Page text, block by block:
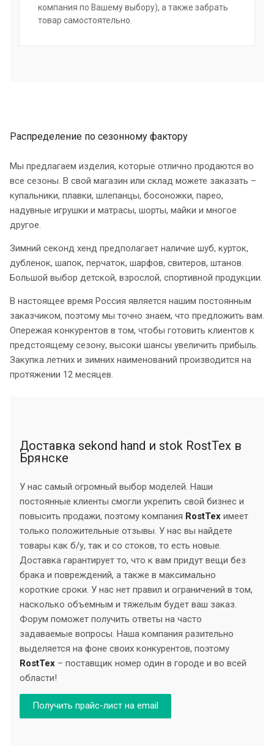
компания по Вашему выбору), а также забрать
товар самостоятельно.
Распределение по сезонному фактору
Мы предлагаем изделия, которые отлично продаются во
все сезоны. В свой магазин или склад можете заказать –
купальники, плавки, шлепанцы, босоножки, парео,
надувные игрушки и матрасы, шорты, майки и многое
другое.
Зимний секонд хенд предполагает наличие шуб, курток,
дубленок, шапок, перчаток, шарфов, свитеров, штанов.
Большой выбор детской, взрослой, спортивной продукции.
В настоящее время Россия является нашим постоянным
заказчиком, поэтому мы точно знаем, что предложить вам.
Опережая конкурентов в том, чтобы готовить клиентов к
предстоящему сезону, высоки шансы увеличить прибыль.
Закупка летних и зимних наименований производится на
протяжении 12 месяцев.
Доставка sekond hand и stok RostTex в
Брянске
У нас самый огромный выбор моделей. Наши
постоянные клиенты смогли укрепить свой бизнес и
повысить продажи, поэтому компания RostTex имеет
только положительные отзывы. У нас вы найдете
товары как б/у, так и со стоков, то есть новые.
Доставка гарантирует то, что к вам придут вещи без
брака и повреждений, а также в максимально
короткие сроки. У нас нет правил и ограничений в том,
насколько объемным и тяжелым будет ваш заказ.
Форум поможет получить ответы на часто
задаваемые вопросы. Наша компания разительно
выделяется на фоне своих конкурентов, поэтому
RostTex – поставщик номер один в городе и во всей
области!
Получить прайс-лист на email